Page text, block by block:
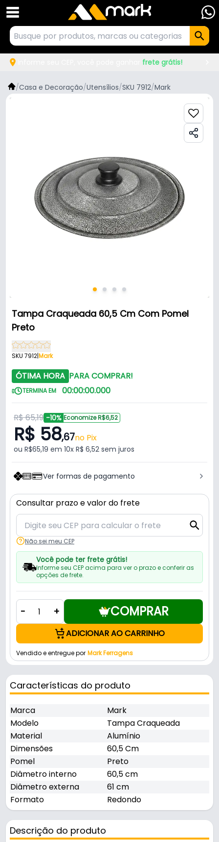
frete grátis!
/Casa e Decoração/Utensílios/SKU 7912/Mark
Tampa Craqueada 60,5 Cm Com Pomel
Preto
SKU 7912|Mark
ÓTIMA HORA PARA COMPRAR!
TERMINA EM 00:00:00.000
R$ 65,19 -10% Economize R$6,52
R$ 58,67no Pix
ou R$65,19 em 10x R$ 6,52 sem juros
Ver formas de pagamento
Consultar prazo e valor do frete
Não sei meu CEP
Você pode ter frete grátis!
Informe seu CEP acima para ver o prazo e conferir as
opções de frete.
- + COMPRAR
ADICIONAR AO CARRINHO
Vendido e entregue por Mark Ferragens
Características do produto
Marca
Mark
Modelo
Tampa Craqueada
Material
Alumínio
Dimensões
60,5 Cm
Pomel
Preto
Diâmetro interno
60,5 cm
Diâmetro externa
61 cm
Formato
Redondo
Descrição do produto